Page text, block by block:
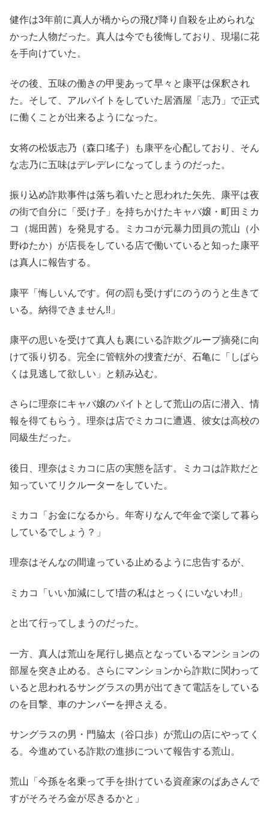
健作は3年前に真人が橋からの飛び降り自殺を止められな
かった人物だった。真人は今でも後悔しており、現場に花
を手向けていた。
その後、五味の働きの甲斐あって早々と康平は保釈され
た。そして、アルバイトをしていた居酒屋「志乃」で正式
に働くことが出来るようになった。
女将の松坂志乃（森口瑤子）も康平を心配しており、そん
な志乃に五味はデレデレになってしまうのだった。
振り込め詐欺事件は落ち着いたと思われた矢先、康平は夜
の街で自分に「受け子」を持ちかけたキャバ嬢・町田ミカ
コ（堀田茜）を発見する。ミカコが元暴力団員の荒山（小
野ゆたか）が店長をしている店で働いていると知った康平
は真人に報告する。
康平「悔しいんです。何の罰も受けずにのうのうと生きて
いる。納得できません!!」
康平の思いを受けて真人も裏にいる詐欺グループ摘発に向
けて張り切る。完全に管轄外の捜査だが、石亀に「しばら
くは見逃して欲しい」と頼み込む。
さらに理奈にキャバ嬢のバイトとして荒山の店に潜入、情
報を得てもらう。理奈は店でミカコに遭遇、彼女は高校の
同級生だった。
後日、理奈はミカコに店の実態を話す。ミカコは詐欺だと
知っていてリクルーターをしていた。
ミカコ「お金になるから。年寄りなんで年金で楽して暮ら
しているでしょう？」
理奈はそんなの間違っている止めるように忠告するが、
ミカコ「いい加減にして!昔の私はとっくにいないわ!!」
と出て行ってしまうのだった。
一方、真人は荒山を尾行し拠点となっているマンションの
部屋を突き止める。さらにマンションから詐欺に関わって
いると思われるサングラスの男が出てきて電話をしている
のを目撃、車のナンバーを押さえる。
サングラスの男・門脇太（谷口歩）が荒山の店にやってく
る。今進めている詐欺の進捗について報告する荒山。
荒山「今孫を名乗って手を掛けている資産家のばあさんで
すがそろそろ金が尽きるかと」